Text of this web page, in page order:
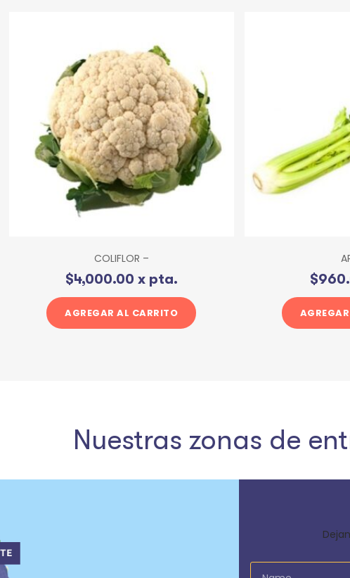
COLIFLOR –
$4,000.00 x pta.
AGREGAR AL CARRITO
$
Nuestras zonas de